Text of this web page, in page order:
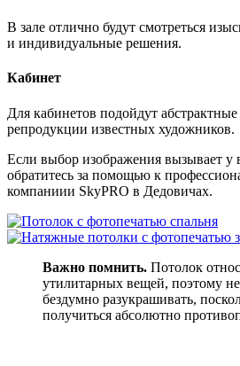
В зале отлично будут смотреться
и индивидуальные решения.
Кабинет
Для кабинетов подойдут
репродукции известных художников.
Если выбор изображения вызывает у
обратитесь за помощью к
компаниии SkyPRO в Дедовичах.
Важно помнить. Потолок
утилитарных вещей, поэтому не
бездумно разукрашивать,
получиться абсолютно